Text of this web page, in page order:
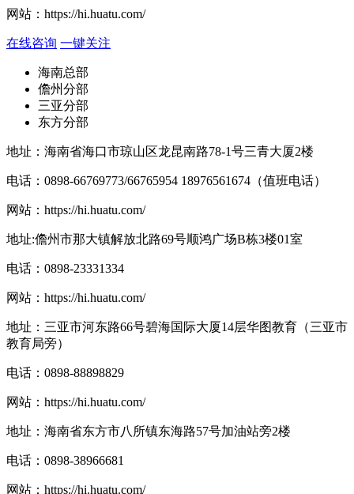
网站： https://hi.huatu.com/
在线咨询 一键关注
海南总部
儋州分部
三亚分部
东方分部
地址：海南省海口市琼山区龙昆南路78-1号三青大厦2楼
电话：0898-66769773/66765954 18976561674（值班电话）
网站： https://hi.huatu.com/
地址:儋州市那大镇解放北路69号顺鸿广场B栋3楼01室
电话：0898-23331334
网站： https://hi.huatu.com/
地址：三亚市河东路66号碧海国际大厦14层华图教育（三亚市
教育局旁）
电话：0898-88898829
网站： https://hi.huatu.com/
地址：海南省东方市八所镇东海路57号加油站旁2楼
电话：0898-38966681
网站： https://hi.huatu.com/